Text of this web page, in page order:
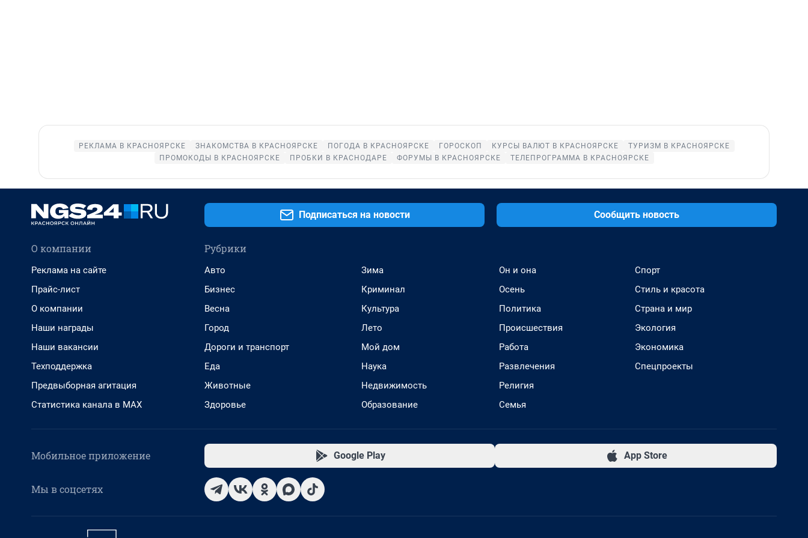
РЕКЛАМА В КРАСНОЯРСКЕ ЗНАКОМСТВА В КРАСНОЯРСКЕ ПОГОДА В КРАСНОЯРСКЕ ГОРОСКОП КУРСЫ ВАЛЮТ В КРАСНОЯРСКЕ
ТУРИЗМ В КРАСНОЯРСКЕ
ПРОМОКОДЫ В КРАСНОЯРСКЕ
ПРОБКИ В КРАСНОДАРЕ ФОРУМЫ В КРАСНОЯРСКЕ ТЕЛЕПРОГРАММА В КРАСНОЯРСКЕ
Подписаться на новости Сообщить новость
О компании
Реклама на сайте
Прайс-лист
О компании
Наши награды
Наши вакансии
Техподдержка
Предвыборная агитация
Статистика канала в MAX
Рубрики
Авто
Бизнес
Весна
Город
Дороги и транспорт
Еда
Животные
Здоровье
Зима
Криминал
Культура
Лето
Мой дом
Наука
Недвижимость
Образование
Он и она
Осень
Политика
Происшествия
Работа
Развлечения
Религия
Семья
Спорт
Стиль и красота
Страна и мир
Экология
Экономика
Спецпроекты
Мобильное приложение Google Play App Store
Мы в соцсетях